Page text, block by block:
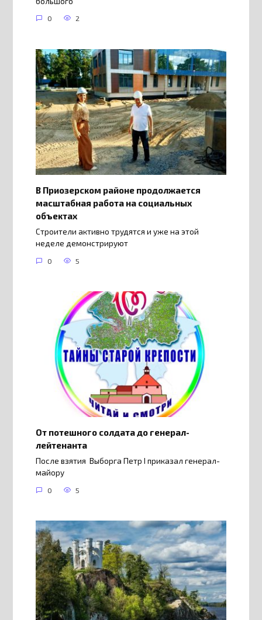
0 2
В Приозерском районе продолжается
масштабная работа на социальных
объектах
Строители активно трудятся и уже на этой
неделе демонстрируют
0 5
От потешного солдата до генерал-
лейтенанта
После взятия Выборга Петр I приказал генерал-
майору
0 5